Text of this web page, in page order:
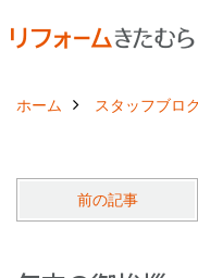
ホーム スタッフブロ
前の記事